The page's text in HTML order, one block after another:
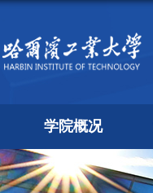
学院概况